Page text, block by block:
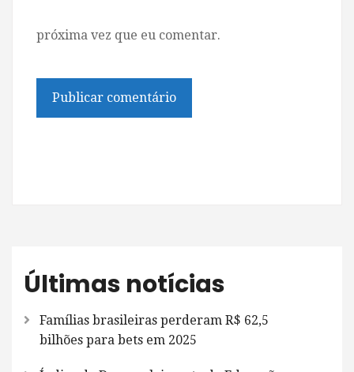
próxima vez que eu comentar.
Últimas notícias
Famílias brasileiras perderam R$ 62,5
bilhões para bets em 2025